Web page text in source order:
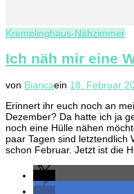
Kremplinghaus-Nähzimmer
Ich näh mir eine
von Biancaein 18. Februar
Erinnert ihr euch noch an
Dezember? Da hatte ich ja
noch eine Hülle nähen
paar Tagen sind letztendlich
schon Februar. Jetzt ist die